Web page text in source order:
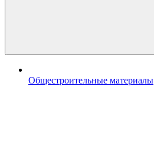
Общестроительные материалы